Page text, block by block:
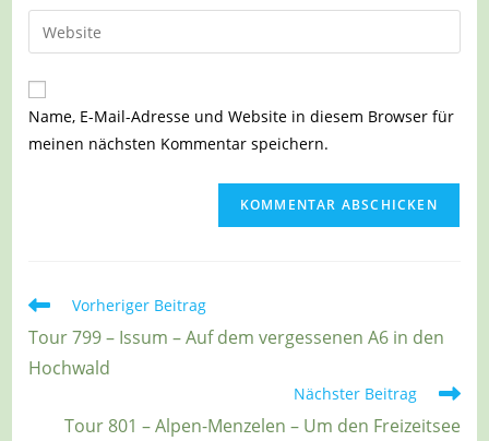
zum
Kommentieren
ein
E-
Mail-
zum
Kommentieren
ein
Gib
deine
Website-
URL
Name, E-Mail-Adresse und Website in diesem Browser für
meinen nächsten Kommentar speichern.
Weitere
ansehen
Vorheriger Beitrag
Tour 799 – Issum – Auf dem vergessenen A6 in den
Hochwald
Nächster Beitrag
Tour 801 – Alpen-Menzelen – Um den Freizeitsee